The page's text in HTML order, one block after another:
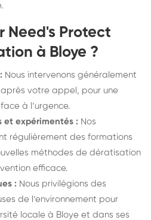
Need's Protect
à Bloye ?
Nous intervenons généralement
après votre appel, pour une
à l’urgence.
et expérimentés : Nos
régulièrement des formations
méthodes de dératisation
efficace.
: Nous privilégions des
de l’environnement pour
locale à Bloye et dans ses